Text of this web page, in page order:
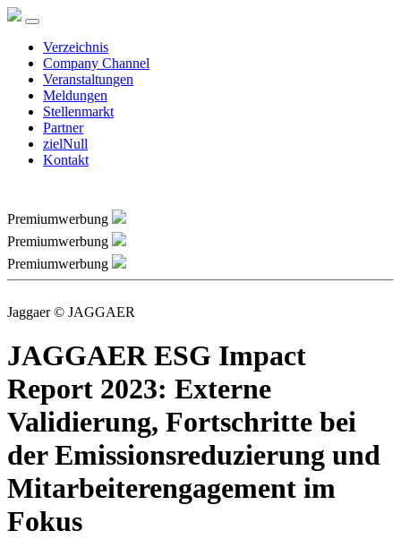
Verzeichnis
Company Channel
Veranstaltungen
Meldungen
Stellenmarkt
Partner
zielNull
Kontakt
Premiumwerbung
Premiumwerbung
Premiumwerbung
Jaggaer © JAGGAER
JAGGAER ESG Impact
Report 2023: Externe
Validierung, Fortschritte bei
der Emissionsreduzierung und
Mitarbeiterengagement im
Fokus